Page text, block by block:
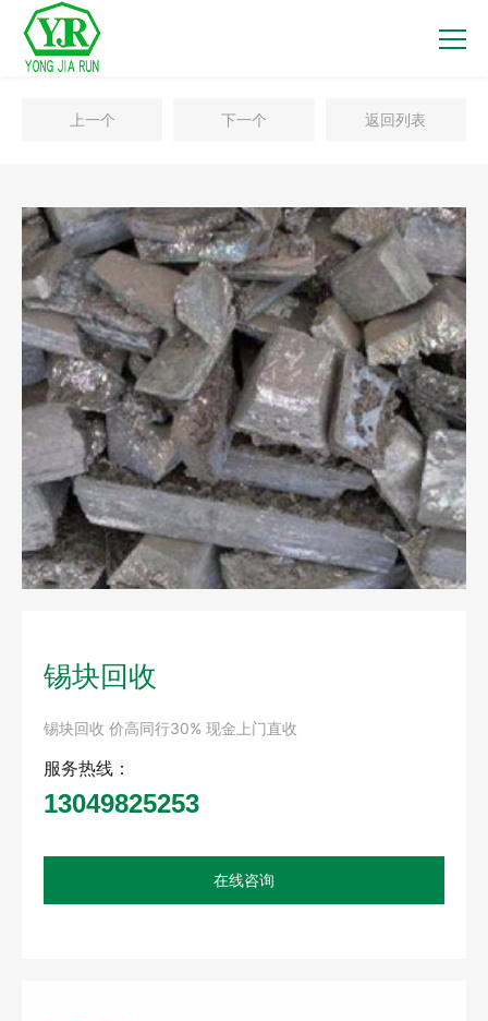
上一个 下一个 返回列表
锡块回收
锡块回收 价高同行30% 现金上门直收
服务热线：
13049825253
在线咨询